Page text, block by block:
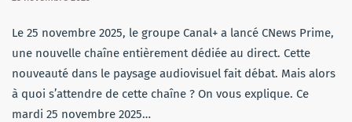
Le 25 novembre 2025, le groupe Canal+ a lancé CNews Prime,
une nouvelle chaîne entièrement dédiée au direct. Cette
nouveauté dans le paysage audiovisuel fait débat. Mais alors
à quoi s’attendre de cette chaîne ? On vous explique. Ce
mardi 25 novembre 2025…